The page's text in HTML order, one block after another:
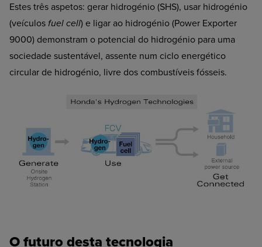
Estes três aspetos: gerar hidrogénio (SHS), usar hidrogénio
(veículos fuel cell) e ligar ao hidrogénio (Power Exporter
9000) demonstram o potencial do hidrogénio para uma
sociedade sustentável, assente num ciclo energético
circular de hidrogénio, livre dos combustíveis fósseis.
O futuro desta tecnologia